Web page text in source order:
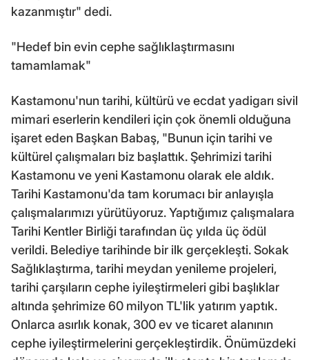
kazanmıştır" dedi.
"Hedef bin evin cephe sağlıklaştırmasını
tamamlamak"
Kastamonu'nun tarihi, kültürü ve ecdat yadigarı sivil
mimari eserlerin kendileri için çok önemli olduğuna
işaret eden Başkan Babaş, "Bunun için tarihi ve
kültürel çalışmaları biz başlattık. Şehrimizi tarihi
Kastamonu ve yeni Kastamonu olarak ele aldık.
Tarihi Kastamonu'da tam korumacı bir anlayışla
çalışmalarımızı yürütüyoruz. Yaptığımız çalışmalara
Tarihi Kentler Birliği tarafından üç yılda üç ödül
verildi. Belediye tarihinde bir ilk gerçekleşti. Sokak
Sağlıklaştırma, tarihi meydan yenileme projeleri,
tarihi çarşıların cephe iyileştirmeleri gibi başlıklar
altında şehrimize 60 milyon TL'lik yatırım yaptık.
Onlarca asırlık konak, 300 ev ve ticaret alanının
cephe iyileştirmelerini gerçekleştirdik. Önümüzdeki